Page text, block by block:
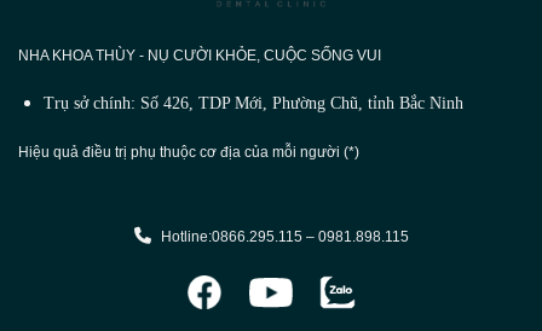
NHA KHOA THÙY - NỤ CƯỜI KHỎE, CUỘC SỐNG VUI
Trụ sở chính: Số 426, TDP Mới, Phường Chũ, tỉnh Bắc Ninh
Hiệu quả điều trị phụ thuộc cơ địa của mỗi người (*)
Hotline:0866.295.115 – 0981.898.115